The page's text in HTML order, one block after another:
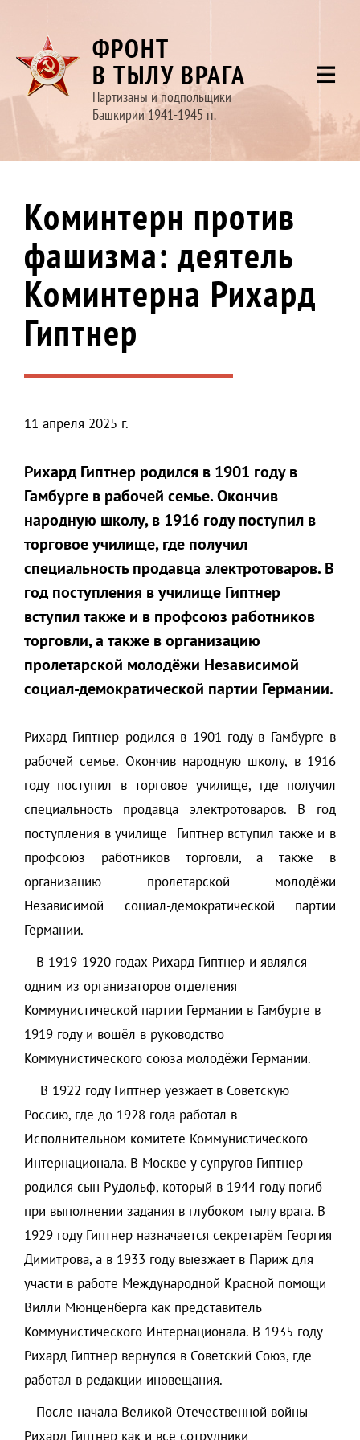
ФРОНТ
В ТЫЛУ ВРАГА
Партизаны и подпольщики
Башкирии 1941-1945 гг.
Коминтерн против
фашизма: деятель
Коминтерна Рихард
Гиптнер
11 апреля 2025 г.
Рихард Гиптнер родился в 1901 году в
Гамбурге в рабочей семье. Окончив
народную школу, в 1916 году поступил в
торговое училище, где получил
специальность продавца электротоваров. В
год поступления в училище Гиптнер
вступил также и в профсоюз работников
торговли, а также в организацию
пролетарской молодёжи Независимой
социал-демократической партии Германии.
Рихард Гиптнер родился в 1901 году в Гамбурге в
рабочей семье. Окончив народную школу, в 1916
году поступил в торговое училище, где получил
специальность продавца электротоваров. В год
поступления в училище Гиптнер вступил также и в
профсоюз работников торговли, а также в
организацию пролетарской молодёжи
Независимой социал-демократической партии
Германии.
В 1919-1920 годах Рихард Гиптнер и являлся
одним из организаторов отделения
Коммунистической партии Германии в Гамбурге в
1919 году и вошёл в руководство
Коммунистического союза молодёжи Германии.
В 1922 году Гиптнер уезжает в Советскую
Россию, где до 1928 года работал в
Исполнительном комитете Коммунистического
Интернационала. В Москве у супругов Гиптнер
родился сын Рудольф, который в 1944 году погиб
при выполнении задания в глубоком тылу врага. В
1929 году Гиптнер назначается секретарём Георгия
Димитрова, а в 1933 году выезжает в Париж для
участи в работе Международной Красной помощи
Вилли Мюнценберга как представитель
Коммунистического Интернационала. В 1935 году
Рихард Гиптнер вернулся в Советский Союз, где
работал в редакции иновещания.
После начала Великой Отечественной войны
Рихард Гиптнер как и все сотрудники